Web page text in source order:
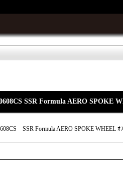
SSR Formula AERO SPOKE
SSR Formula AERO SPOKE